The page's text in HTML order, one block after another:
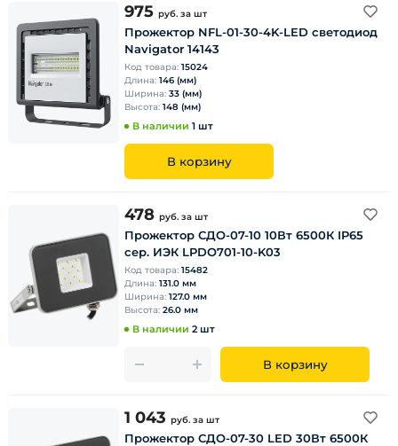
975 руб. за шт
Прожектор NFL-01-30-4K-LED светодиод
Navigator 14143
Код товара: 15024
Длина: 146 (мм)
Ширина: 33 (мм)
Высота: 148 (мм)
В наличии 1 шт
В корзину
478 руб. за шт
Прожектор СДО-07-10 10Вт 6500К IP65
сер. ИЭК LPDО701-10-K03
Код товара: 15482
Длина: 131.0 мм
Ширина: 127.0 мм
Высота: 26.0 мм
В наличии 2 шт
В корзину
1 043 руб. за шт
Прожектор СДО-07-30 LED 30Вт 6500К